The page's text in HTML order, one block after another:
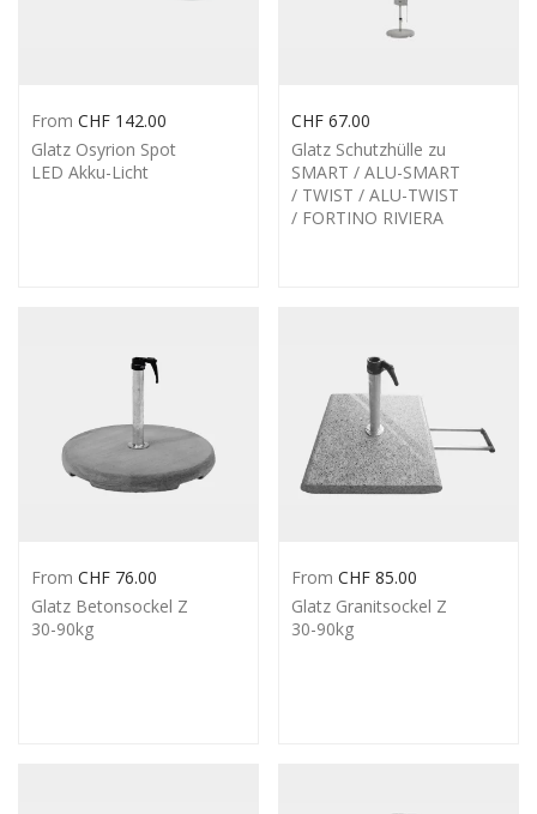
Glatz Osyrion Spot
LED Akku-Licht
From CHF 142.00
Glatz Schutzhülle zu
SMART / ALU-SMART
/ TWIST / ALU-TWIST
/ FORTINO RIVIERA
CHF 67.00
Glatz Betonsockel Z
30-90kg
From CHF 76.00
Glatz Granitsockel Z
30-90kg
From CHF 85.00